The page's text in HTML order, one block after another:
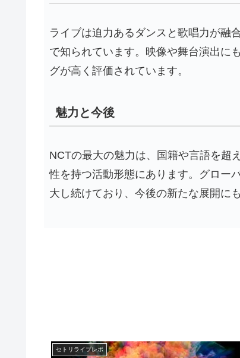
ライブは迫力あるダンスと歌唱力が融
で知られています。映像や舞台演出に
グが高く評価されています。
魅力と今後
NCTの最大の魅力は、国籍や言語を超
性を持つ活動形態にあります。グロー
大し続けており、今後の新たな展開に
セトリライブレポ